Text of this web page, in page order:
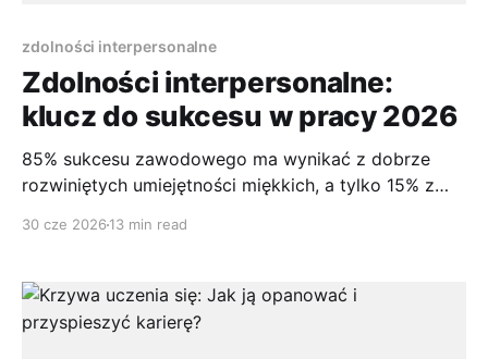
zdolności interpersonalne
Zdolności interpersonalne:
klucz do sukcesu w pracy 2026
85% sukcesu zawodowego ma wynikać z dobrze
rozwiniętych umiejętności miękkich, a tylko 15% z
zmieniają sposób myślenia o karierze. W praktyce
widzę to bardzo wyraźnie. Kandydat może mieć
30 cze 2026 13 min read